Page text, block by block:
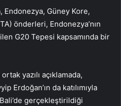
Endonezya, Güney Kore,
önderleri, Endonezya’nın
G20 Tepesi kapsamında bir
yazılı açıklamada,
Erdoğan’ın da katılımıyla
gerçekleştirildiği